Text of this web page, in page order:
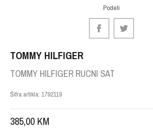
Podeli
TOMMY HILFIGER
TOMMY HILFIGER RUCNI SAT
Šifra artikla: 1792119
385,00 KM